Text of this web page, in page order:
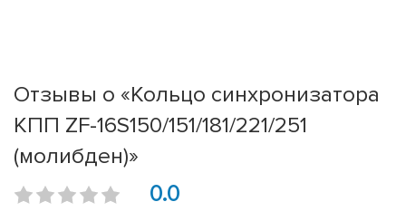
Отзывы о «Кольцо синхронизатора
КПП ZF-16S150/151/181/221/251
(молибден)»
0.0